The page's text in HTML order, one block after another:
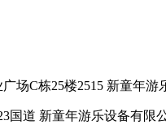
场C栋25楼2515 新童年游
国道 新童年游乐设备有限